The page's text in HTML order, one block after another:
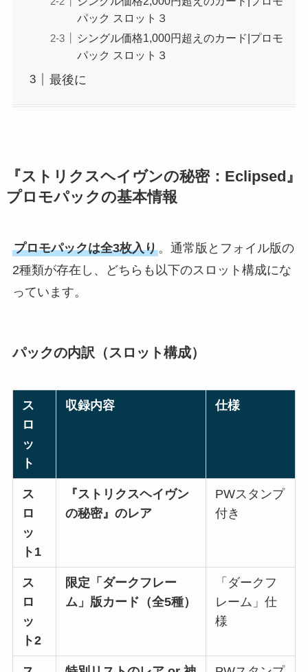
パック スロット３
シングル価格1,000円超えのカード|プロモ
パック スロット３
最後に
『ストリクスヘイヴンの秘密：Eclipsed』
プロモパックの基本情報
プロモパックは全3枚入り。通常版とフォイル版の
2種類が存在し、どちらも以下のスロット構成にな
っています。
パックの内訳（スロット構成）
ス
ロ
ッ
ト
収録内容 仕様
ス
ロ
ッ
ト1
『ストリクスヘイヴン
の秘密』のレア
PWスタンプ
付き
ス
ロ
ッ
ト2
限定「ダークフレー
ム」版カード（全5種）
「ダークフ
レーム」仕
様